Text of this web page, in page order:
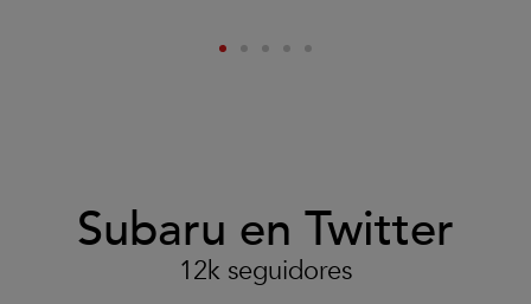
Subaru en Twitter
12k seguidores